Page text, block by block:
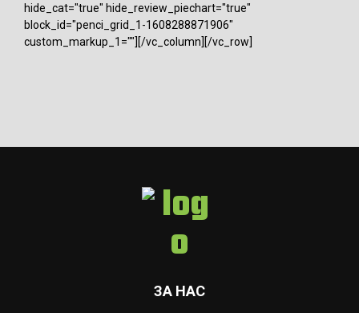
hide_cat="true" hide_review_piechart="true"
block_id="penci_grid_1-1608288871906"
custom_markup_1=""][/vc_column][/vc_row]
ЗА НАС